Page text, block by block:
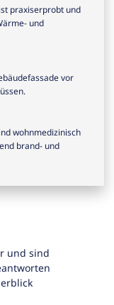
praxiserprobt und
und
vor
wohnmedizinisch
brand- und
und sind